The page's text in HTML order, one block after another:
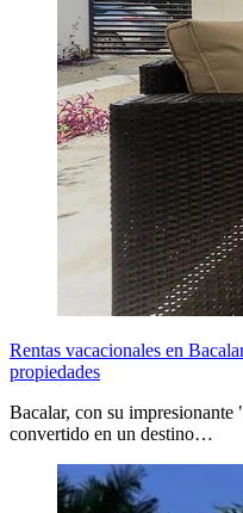
Rentas vacacionales en
propiedades
Bacalar, con su
convertido en un destino…